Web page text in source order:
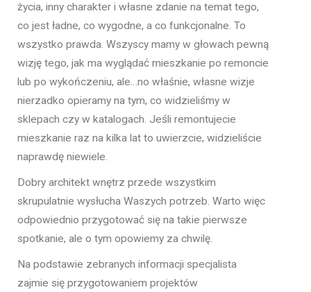
życia, inny charakter i własne zdanie na temat tego,
co jest ładne, co wygodne, a co funkcjonalne. To
wszystko prawda. Wszyscy mamy w głowach pewną
wizję tego, jak ma wyglądać mieszkanie po remoncie
lub po wykończeniu, ale…no właśnie, własne wizje
nierzadko opieramy na tym, co widzieliśmy w
sklepach czy w katalogach. Jeśli remontujecie
mieszkanie raz na kilka lat to uwierzcie, widzieliście
naprawdę niewiele.
Dobry architekt wnętrz przede wszystkim
skrupulatnie wysłucha Waszych potrzeb. Warto więc
odpowiednio przygotować się na takie pierwsze
spotkanie, ale o tym opowiemy za chwilę.
Na podstawie zebranych informacji specjalista
zajmie się przygotowaniem projektów